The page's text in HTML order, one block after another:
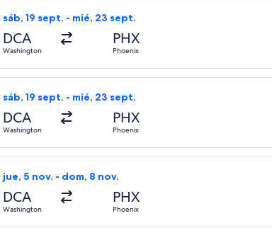
sáb, 19 sept. - mié, 23 sept.
DCA
Washington
PHX
Phoenix
Seleccionar vuelo de Frontier Airlines, con salida el
sáb, 19 sept. - mié, 23 sept.
DCA
Washington
PHX
Phoenix
Seleccionar vuelo de Frontier Airlines, con salida el
jue, 5 nov. - dom, 8 nov.
DCA
Washington
PHX
Phoenix
Seleccionar vuelo de Frontier Airlines, con salida el